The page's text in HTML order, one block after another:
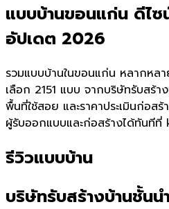
แบบบ้านขอนแก่น ดีไซ
อัปเดต 2026
รวมแบบบ้านในขอนแก่น หลากหล
เลือก 2151 แบบ จากบริษัทรับสร้า
พื้นที่ใช้สอย และราคาประเมินก่อส
ผู้รับออกแบบและก่อสร้างได้ทันทีที่
รีวิวแบบบ้าน
บริษัทรับสร้างบ้านชั้นน